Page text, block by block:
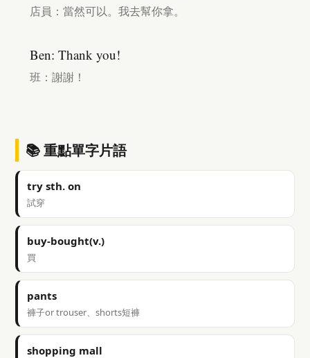
店員：當然可以。我去幫你拿。
Ben: Thank you!
班：謝謝！
📚 重點單字片語
try sth. on
試穿
buy-bought(v.)
買
pants
褲子or trouser、shorts短褲
shopping mall